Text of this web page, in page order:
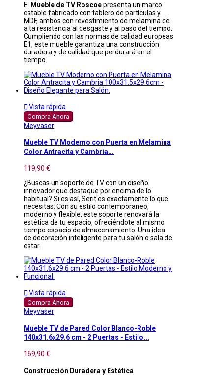
El Mueble de TV Roscoepresenta un marco
estable fabricado con tablero de partículas y
MDF, ambos con revestimiento de melamina de
alta resistencia al desgaste y al paso del tiempo.
Cumpliendo con las normas de calidad europeas
E1, este mueble garantiza una construcción
duradera y de calidad que perdurará en el
tiempo.
 Vista rápida
Compra Ahora
Meyvaser
Mueble TV Moderno con Puerta en Melamina
Color Antracita y Cambria...
119,90 €
¿Buscas un soporte de TV con un diseño
innovador que destaque por encima de lo
habitual? Si es así, Serit es exactamente lo que
necesitas. Con su estilo contemporáneo,
moderno y flexible, este soporte renovará la
estética de tu espacio, ofreciéndote al mismo
tiempo espacio de almacenamiento. Una idea
de decoración inteligente para tu salón o sala de
estar.
 Vista rápida
Compra Ahora
Meyvaser
Mueble TV de Pared Color Blanco-Roble
140x31.6x29.6 cm - 2 Puertas - Estilo...
169,90 €
Construcción Duradera y Estética